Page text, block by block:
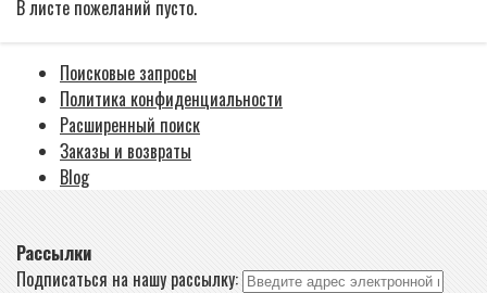
В листе пожеланий пусто.
Поисковые запросы
Политика конфиденциальности
Расширенный поиск
Заказы и возвраты
Blog
Рассылки
Подписаться на нашу рассылку: